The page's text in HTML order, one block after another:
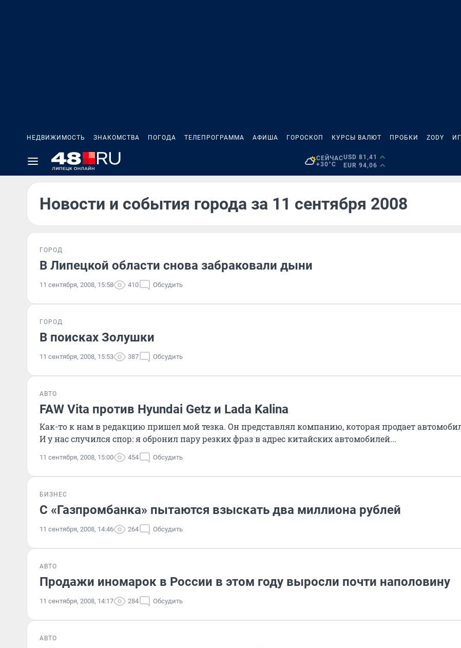
НЕДВИЖИМОСТЬ ЗНАКОМСТВА ПОГОДА ТЕЛЕПРОГРАММА АФИША ГОРОСКОП КУРСЫ ВАЛЮТ ПРОБКИ ZODY
СЕЙЧАС
+30°C
USD 81,41
EUR 94,06
Новости и события города за 11 сентября 2008
ГОРОД
В Липецкой области снова забраковали дыни
11 сентября, 2008, 15:58 410 Обсудить
ГОРОД
В поисках Золушки
11 сентября, 2008, 15:53 387 Обсудить
АВТО
FAW Vita против Hyundai Getz и Lada Kalina
Как-то к нам в редакцию пришел мой тезка. Он представлял компанию, которая продает
И у нас случился спор: я обронил пару резких фраз в адрес китайских автомобилей...
11 сентября, 2008, 15:00 454 Обсудить
БИЗНЕС
С «Газпромбанка» пытаются взыскать два миллиона рублей
11 сентября, 2008, 14:46 264 Обсудить
АВТО
Продажи иномарок в России в этом году выросли почти наполовину
11 сентября, 2008, 14:17 284 Обсудить
АВТО